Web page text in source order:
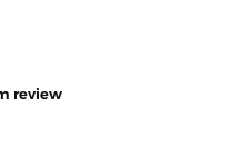
review